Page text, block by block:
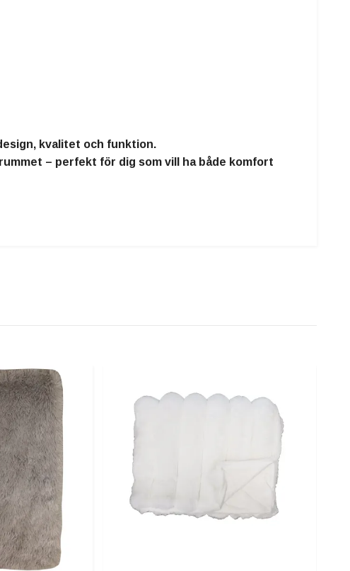
kvalitet och funktion.
– perfekt för dig som vill ha både komfort